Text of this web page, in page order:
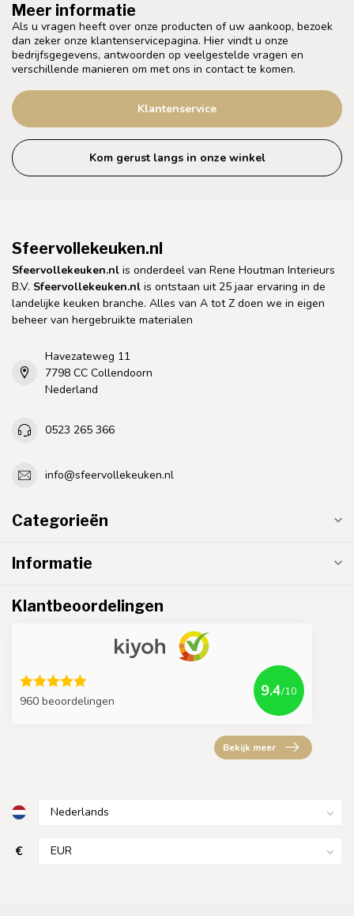
Meer informatie
Als u vragen heeft over onze producten of uw aankoop, bezoek
dan zeker onze klantenservicepagina. Hier vindt u onze
bedrijfsgegevens, antwoorden op veelgestelde vragen en
verschillende manieren om met ons in contact te komen.
Klantenservice
Kom gerust langs in onze winkel
Sfeervollekeuken.nl
Sfeervollekeuken.nl is onderdeel van Rene Houtman Interieurs
B.V. Sfeervollekeuken.nl is ontstaan uit 25 jaar ervaring in de
landelijke keuken branche. Alles van A tot Z doen we in eigen
beheer van hergebruikte materialen
Havezateweg 11
7798 CC Collendoorn
Nederland
0523 265 366
info@sfeervollekeuken.nl
Categorieën
Informatie
Klantbeoordelingen
960 beoordelingen
9.4/10
Bekijk meer
€